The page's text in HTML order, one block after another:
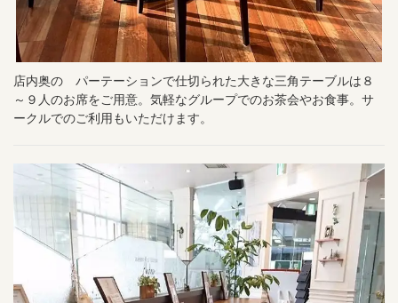
店内奥の パーテーションで仕切られた大きな三角テーブルは８
～９人のお席をご用意。気軽なグループでのお茶会やお食事。サ
ークルでのご利用もいただけます。
閉じる